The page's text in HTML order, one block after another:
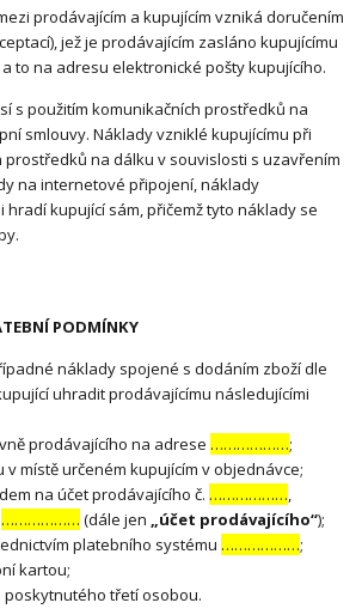
prodávajícím a kupujícím vzniká doručením
jež je prodávajícím zasláno kupujícímu
to na adresu elektronické pošty kupujícího.
použitím komunikačních prostředků na
smlouvy. Náklady vzniklé kupujícímu při
prostředků na dálku v souvislosti s uzavřením
na internetové připojení, náklady
kupující sám, přičemž tyto náklady se
PODMÍNKY
náklady spojené s dodáním zboží dle
uhradit prodávajícímu následujícími
prodávajícího na adrese ………………;
místě určeném kupujícím v objednávce;
na účet prodávajícího č. ………………,
……………… (dále jen „účet prodávajícího“);
platebního systému ………………;
kartou;
třetí osobou.